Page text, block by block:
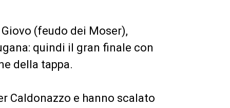
(feudo dei Moser),
quindi il gran finale con
della tappa.
Caldonazzo e hanno scalato